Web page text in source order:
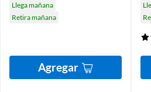
Llega mañana
Retira mañana
Agregar